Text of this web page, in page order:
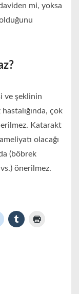
mi, yoksa
ve şeklinin
çok
Katarakt
olacağı
(böbrek
önerilmez.